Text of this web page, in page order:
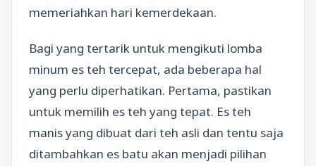
memeriahkan hari kemerdekaan.
Bagi yang tertarik untuk mengikuti lomba
minum es teh tercepat, ada beberapa hal
yang perlu diperhatikan. Pertama, pastikan
untuk memilih es teh yang tepat. Es teh
manis yang dibuat dari teh asli dan tentu saja
ditambahkan es batu akan menjadi pilihan